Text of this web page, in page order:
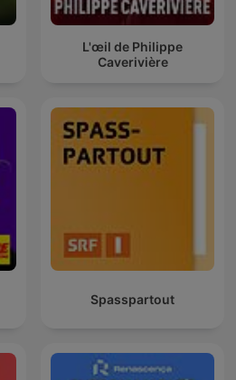
L'œil de Philippe
Caverivière
Spasspartout